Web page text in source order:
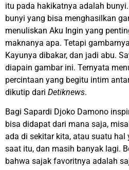
itu pada hakikatnya adalah
bunyi yang bisa menghasilkan
menuliskan Aku Ingin yang
maknanya apa. Tetapi
Kayunya dibakar, dan jadi abu.
diapain gambar ini. Ternyata
percintaan yang begitu intim
dikutip dari Detiknews.
Bagi Sapardi Djoko Damono
bisa didapat dari mana saja,
ada di sekitar kita, atau suatu hal
saat itu, dan masih banyak lagi.
bahwa sajak favoritnya adalah